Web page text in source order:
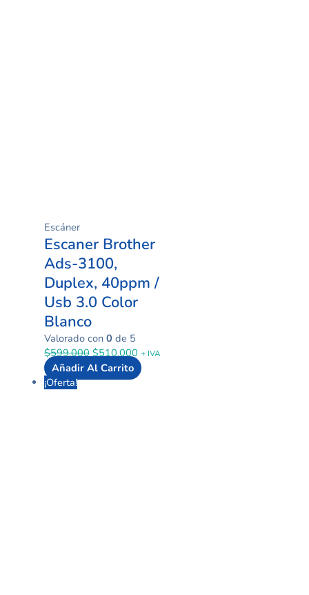
Escáner
Escaner Brother
Ads-3100,
Duplex, 40ppm /
Usb 3.0 Color
Blanco
Valorado con 0 de 5
$599.000 $510.000 + IVA
Añadir Al Carrito
¡Oferta!